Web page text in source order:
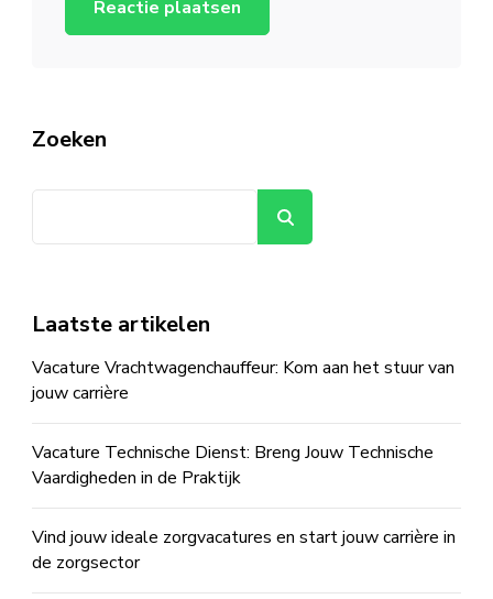
Zoeken
Laatste artikelen
Vacature Vrachtwagenchauffeur: Kom aan het stuur van
jouw carrière
Vacature Technische Dienst: Breng Jouw Technische
Vaardigheden in de Praktijk
Vind jouw ideale zorgvacatures en start jouw carrière in
de zorgsector